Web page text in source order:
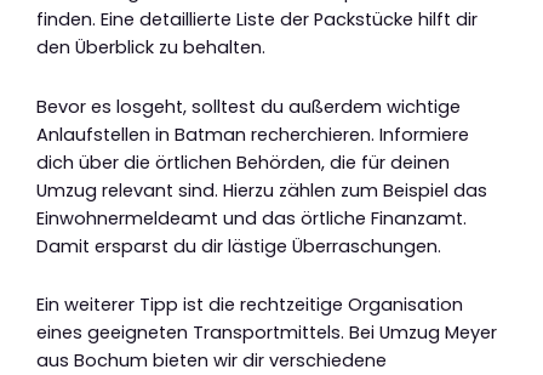
finden. Eine detaillierte Liste der Packstücke hilft dir
den Überblick zu behalten.
Bevor es losgeht, solltest du außerdem wichtige
Anlaufstellen in Batman recherchieren. Informiere
dich über die örtlichen Behörden, die für deinen
Umzug relevant sind. Hierzu zählen zum Beispiel das
Einwohnermeldeamt und das örtliche Finanzamt.
Damit ersparst du dir lästige Überraschungen.
Ein weiterer Tipp ist die rechtzeitige Organisation
eines geeigneten Transportmittels. Bei Umzug Meyer
aus Bochum bieten wir dir verschiedene